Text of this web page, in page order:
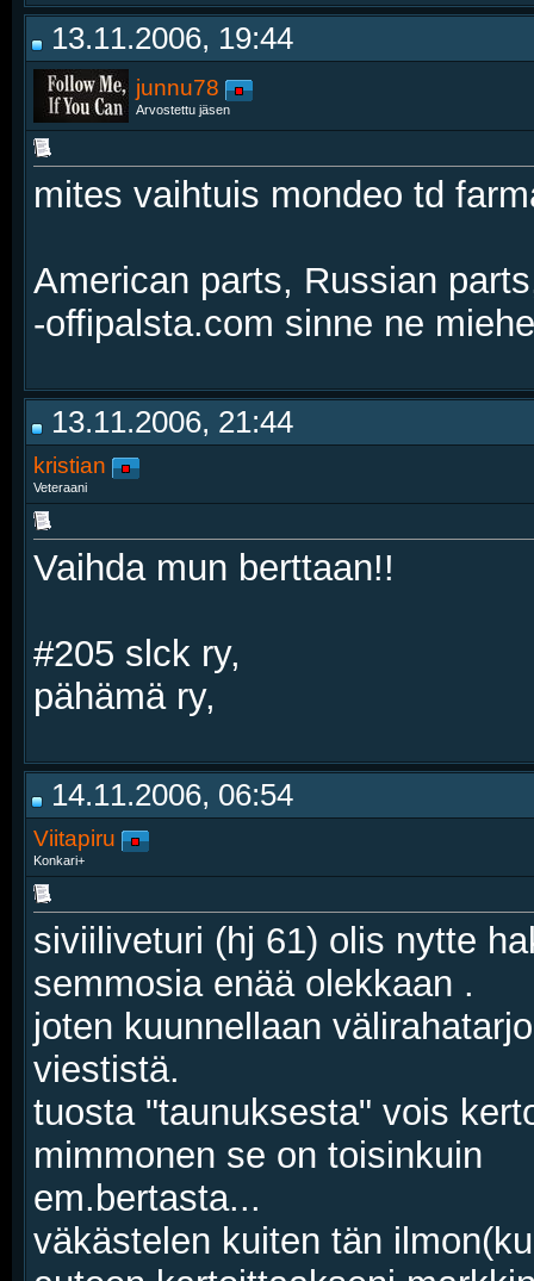
13.11.2006, 19:44
junnu78
Arvostettu jäsen
mites vaihtuis mondeo td
American parts, Russian
-offipalsta.com sinne ne
13.11.2006, 21:44
kristian
Veteraani
Vaihda mun berttaan!!
#205 slck ry,
pähämä ry,
14.11.2006, 06:54
Viitapiru
Konkari+
siviiliveturi (hj 61) olis nytte
semmosia enää olekkaan .
joten kuunnellaan
viestistä.
tuosta "taunuksesta" vois
mimmonen se on toisinkuin
em.bertasta...
väkästelen kuiten tän